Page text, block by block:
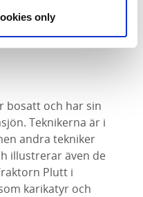
only
bosatt och har sin
Teknikerna är i
andra tekniker
illustrerar även de
Plutt i
karikatyr och